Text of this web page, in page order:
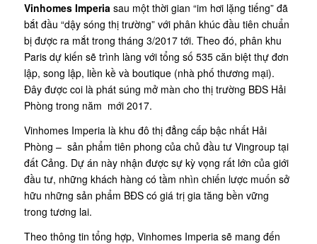
Vinhomes Imperiasau một thời gian “im hơi lặng tiếng” đã
bắt đầu “dậy sóng thị trường” với phân khúc đầu tiên chuẩn
bị được ra mắt trong tháng 3/2017 tới. Theo đó, phân khu
Paris dự kiến sẽ trình làng với tổng số 535 căn biệt thự đơn
lập, song lập, liền kề và boutique (nhà phố thương mại).
Đây được coi là phát súng mở màn cho thị trường BĐS Hải
Phòng trong năm mới 2017.
Vinhomes Imperia là khu đô thị đẳng cấp bậc nhất Hải
Phòng – sản phẩm tiên phong của chủ đầu tư Vingroup tại
đất Cảng. Dự án này nhận được sự kỳ vọng rất lớn của giới
đầu tư, những khách hàng có tầm nhìn chiến lược muốn sở
hữu những sản phẩm BĐS có giá trị gia tăng bền vững
trong tương lai.
Theo thông tin tổng hợp, Vinhomes Imperia sẽ mang đến